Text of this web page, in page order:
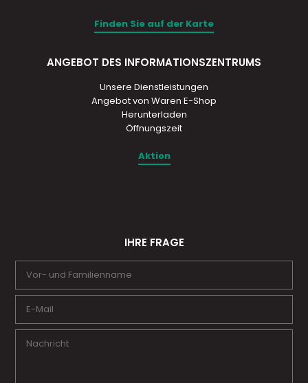
Finden Sie auf der Karte
ANGEBOT DES INFORMATIONSZENTRUMS
Unsere Dienstleistungen
Angebot von Waren E-Shop
Herunterladen
Öffnungszeit
Aktion
IHRE FRAGE